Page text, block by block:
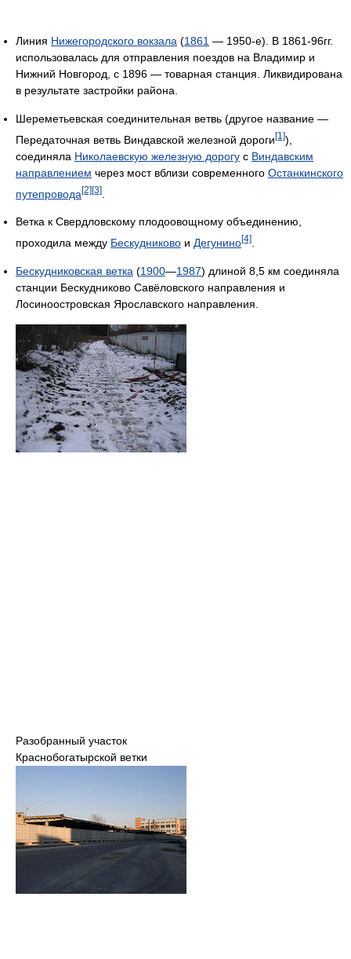
Линия Нижегородского вокзала (1861 — 1950-е). В 1861-96гг.
использовалась для отправления поездов на Владимир и
Нижний Новгород, с 1896 — товарная станция. Ликвидирована
в результате застройки района.
Шереметьевская соединительная ветвь (другое название —
Передаточная ветвь Виндавской железной дороги[1]),
соединяла Николаевскую железную дорогу с Виндавским
направлением через мост вблизи современного Останкинского
путепровода[2][3]
Ветка к Свердловскому плодоовощному объединению,
проходила между Бескудниково и Дегунино[4]
Бескудниковская ветка (1900—1987) длиной 8,5 км соединяла
станции Бескудниково Савёловского направления и
Лосиноостровская Ярославского направления.
Разобранный участок
Краснобогатырской ветки